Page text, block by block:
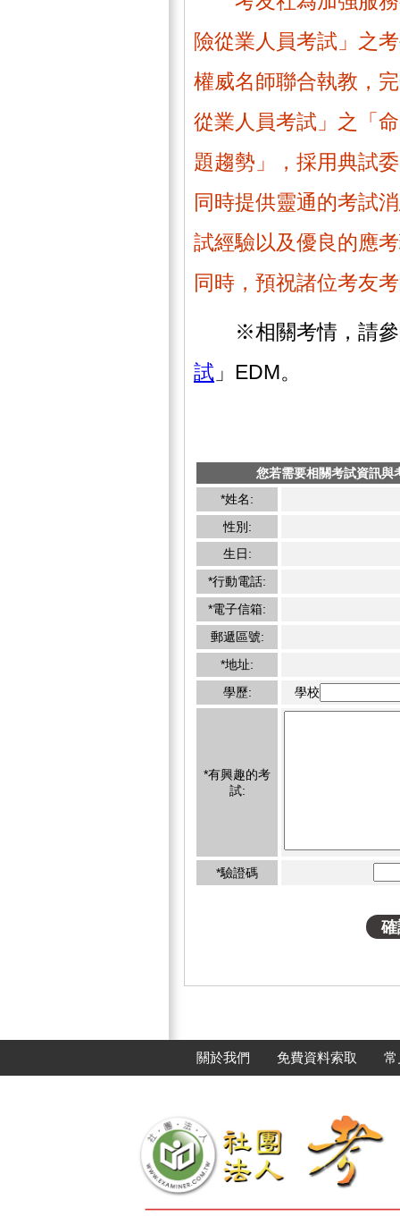
險從業人員考試」之
權威名師聯合執教，
從業人員考試」之「
題趨勢」，採用典試
同時提供靈通的考試
試經驗以及優良的應
同時，預祝諸位考友
※相關考情，請參
試 」EDM。
您若需要相關考試資訊與
*姓名:
性別:
生日:
*行動電話:
*電子信箱:
郵遞區號:
*地址:
學歷:
學校
*有興趣的考
試:
*驗證碼
關於我們 免費資料索取 常